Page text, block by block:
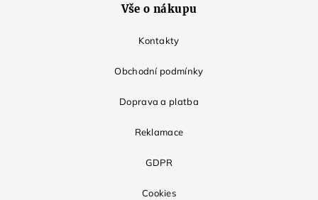
Vše o nákupu
Kontakty
Obchodní podmínky
Doprava a platba
Reklamace
GDPR
Cookies